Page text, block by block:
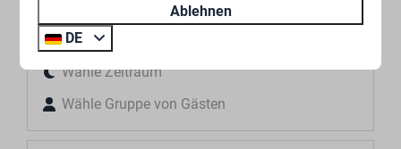
Alle Arten
Wähle Zeitraum
Wähle Gruppe von Gästen
Ablehnen
DE